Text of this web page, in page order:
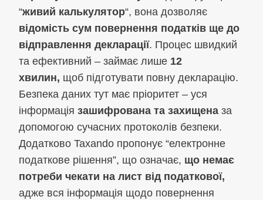
“живий калькулятор“, вона дозволяє
відомість сум повернення податків ще до
відправлення декларації. Процес швидкий
та ефективний – займає лише 12
хвилин, щоб підготувати повну декларацію.
Безпека даних тут має пріоритет – уся
інформація зашифрована та захищена за
допомогою сучасних протоколів безпеки.
Додатково Taxando пропонує “електронне
податкове рішення”, що означає, що немає
потреби чекати на лист від податкової,
адже вся інформація щодо повернення